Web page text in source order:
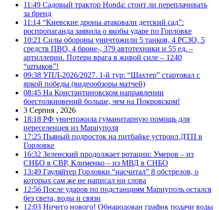
11:49 Садовый трактор Honda: стоит ли переплачивать
за бренд
11:14 “Киевские дроны атаковали детский сад”:
роспропаганда заявила о якобы ударе по Горловке
10:21 Силы обороны уничтожили 5 танков, 4 РСЗО, 5
средств ПВО, 4 броне-, 379 автотехники и 55 ед. –
артиллерии. Потери врага в живой силе – 1240
“штыков”!
09:38 УПЛ-2026/2027. 1-й тур: “Шахтер” стартовал с
яркой победы (видеообзоры матчей)
08:45 На Константиновском направлении
боестолкновений больше, чем на Покровском!
3 Серпня , 2026
18:18 РФ уничтожила гуманитарную помощь для
переселенцев из Мариуполя
17:25 Пьяный подросток на питбайке устроил ДТП в
Горловке
16:32 Зеленский продолжает ротации: Умеров – из
СНБО в СВР, Клименко – из МВД в СНБО
13:49 Гауляйтер Горловки “насчитал” 8 обстрелов, о
которых сам же не написал ни слова
12:56 После ударов по подстанциям Мариуполь остался
без света, воды и связи
12:03 Ничего нового! Обнародован график подачи воды